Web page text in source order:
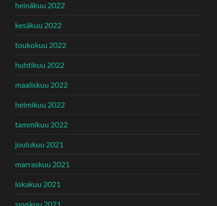
heinäkuu 2022
kesäkuu 2022
toukokuu 2022
huhtikuu 2022
maaliskuu 2022
helmikuu 2022
tammikuu 2022
joulukuu 2021
marraskuu 2021
lokakuu 2021
syyskuu 2021